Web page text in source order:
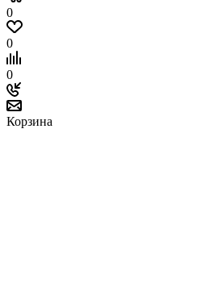
0
0
0
Корзина